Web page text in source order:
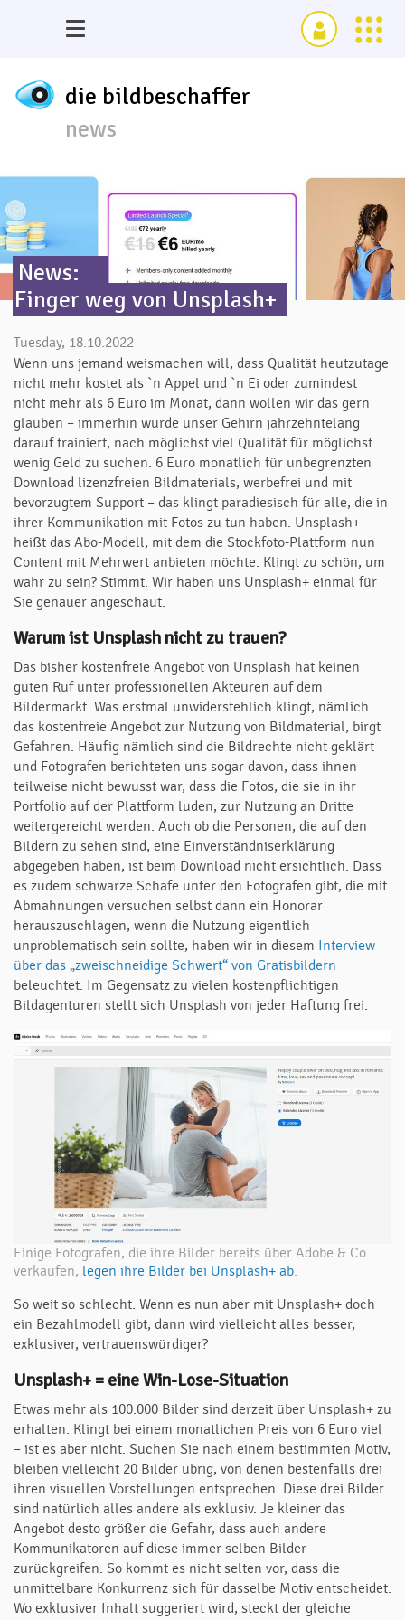
die bildbeschaffer
news
News:
Finger weg von Unsplash+
Tuesday, 18.10.2022
Wenn uns jemand weismachen will, dass Qualität heutzutage
nicht mehr kostet als `n Appel und `n Ei oder zumindest
nicht mehr als 6 Euro im Monat, dann wollen wir das gern
glauben – immerhin wurde unser Gehirn jahrzehntelang
darauf trainiert, nach möglichst viel Qualität für möglichst
wenig Geld zu suchen. 6 Euro monatlich für unbegrenzten
Download lizenzfreien Bildmaterials, werbefrei und mit
bevorzugtem Support – das klingt paradiesisch für alle, die in
ihrer Kommunikation mit Fotos zu tun haben. Unsplash+
heißt das Abo-Modell, mit dem die Stockfoto-Plattform nun
Content mit Mehrwert anbieten möchte. Klingt zu schön, um
wahr zu sein? Stimmt. Wir haben uns Unsplash+ einmal für
Sie genauer angeschaut.
Warum ist Unsplash nicht zu trauen?
Das bisher kostenfreie Angebot von Unsplash hat keinen
guten Ruf unter professionellen Akteuren auf dem
Bildermarkt. Was erstmal unwiderstehlich klingt, nämlich
das kostenfreie Angebot zur Nutzung von Bildmaterial, birgt
Gefahren. Häufig nämlich sind die Bildrechte nicht geklärt
und Fotografen berichteten uns sogar davon, dass ihnen
teilweise nicht bewusst war, dass die Fotos, die sie in ihr
Portfolio auf der Plattform luden, zur Nutzung an Dritte
weitergereicht werden. Auch ob die Personen, die auf den
Bildern zu sehen sind, eine Einverständniserklärung
abgegeben haben, ist beim Download nicht ersichtlich. Dass
es zudem schwarze Schafe unter den Fotografen gibt, die mit
Abmahnungen versuchen selbst dann ein Honorar
herauszuschlagen, wenn die Nutzung eigentlich
unproblematisch sein sollte, haben wir in diesem Interview
über das „zweischneidige Schwert“ von Gratisbildern
beleuchtet. Im Gegensatz zu vielen kostenpflichtigen
Bildagenturen stellt sich Unsplash von jeder Haftung frei.
Einige Fotografen, die ihre Bilder bereits über Adobe & Co.
verkaufen, legen ihre Bilder bei Unsplash+ ab.
So weit so schlecht. Wenn es nun aber mit Unsplash+ doch
ein Bezahlmodell gibt, dann wird vielleicht alles besser,
exklusiver, vertrauenswürdiger?
Unsplash+ = eine Win-Lose-Situation
Etwas mehr als 100.000 Bilder sind derzeit über Unsplash+ zu
erhalten. Klingt bei einem monatlichen Preis von 6 Euro viel
– ist es aber nicht. Suchen Sie nach einem bestimmten Motiv,
bleiben vielleicht 20 Bilder übrig, von denen bestenfalls drei
ihren visuellen Vorstellungen entsprechen. Diese drei Bilder
sind natürlich alles andere als exklusiv. Je kleiner das
Angebot desto größer die Gefahr, dass auch andere
Kommunikatoren auf diese immer selben Bilder
zurückgreifen. So kommt es nicht selten vor, dass die
unmittelbare Konkurrenz sich für dasselbe Motiv entscheidet.
Wo exklusiver Inhalt suggeriert wird, steckt der gleiche